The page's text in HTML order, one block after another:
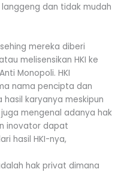
dan tidak mudah
mereka diberi
melisensikan HKI ke
Monopoli. HKI
nama pencipta dan
karyanya meskipun
juga mengenal adanya hak
inovator dapat
hasil HKI-nya,
hak privat dimana